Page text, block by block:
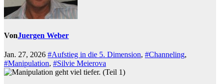
VonJuergen Weber
Jan. 27, 2026 #Aufstieg in die 5. Dimension, #Channeling,
#Manipulation, #Silvie Meierova